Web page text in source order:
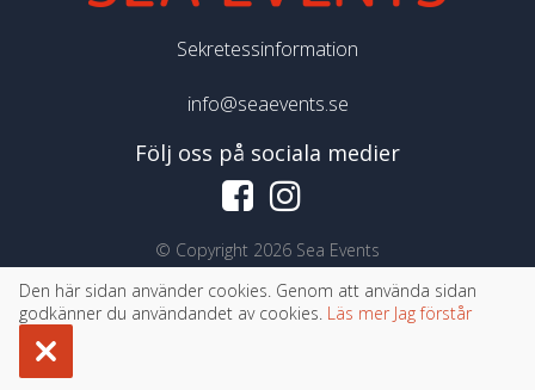
Sekretessinformation
info@seaevents.se
Följ oss på sociala medier
© Copyright 2026 Sea Events
Den här sidan använder cookies. Genom att använda sidan
godkänner du användandet av cookies. Läs mer Jag förstår